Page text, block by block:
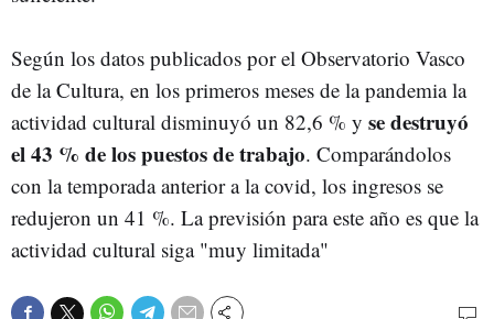
Según los datos publicados por el Observatorio Vasco
de la Cultura, en los primeros meses de la pandemia la
actividad cultural disminuyó un 82,6 % y se destruyó
el 43 % de los puestos de trabajo. Comparándolos
con la temporada anterior a la covid, los ingresos se
redujeron un 41 %. La previsión para este año es que la
actividad cultural siga "muy limitada"